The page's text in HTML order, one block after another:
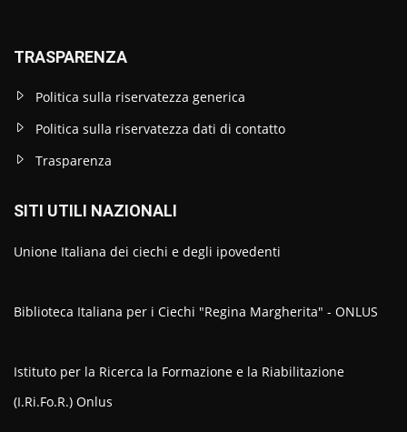
TRASPARENZA
Politica sulla riservatezza generica
Politica sulla riservatezza dati di contatto
Trasparenza
SITI UTILI NAZIONALI
Unione Italiana dei ciechi e degli ipovedenti
Biblioteca Italiana per i Ciechi "Regina Margherita" - ONLUS
Istituto per la Ricerca la Formazione e la Riabilitazione
(I.Ri.Fo.R.) Onlus